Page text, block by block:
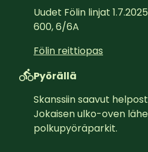
Uudet Fölin linjat
600, 6/6A
Fölin reittiopas
Pyörällä
Skanssiin saavut
Jokaisen ulko-oven
polkupyöräparkit.